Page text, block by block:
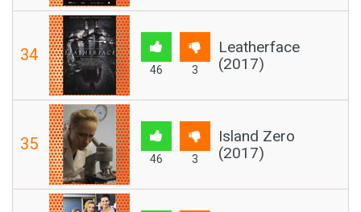
34
46 3
Leatherface
(2017)
35
46 3
Island Zero
(2017)